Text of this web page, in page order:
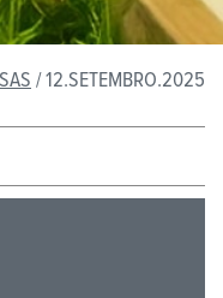
/ 12.SETEMBRO.2025